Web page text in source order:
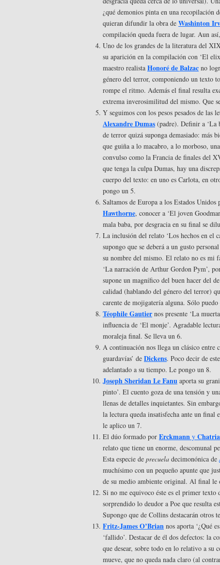
¿qué demonios pinta en una recopilación
quieran difundir la obra de Washinton
compilación queda fuera de lugar. Aun
Uno de los grandes de la literatura del
su aparición en la compilación con ‘El
maestro realista Honoré de Balzac no
género del terror, componiendo un texto
rompe el ritmo. Además el final resulta
extrema inverosimilitud del mismo. Que
Y seguimos con los pesos pesados de las
Alexandre Dumas (padre). Definir a ‘La
de terror quizá suponga demasiado: más
que guiña a lo macabro, a lo morboso,
convulso como la Francia de finales del
que tenga la culpa Dumas, hay una
cuerpo del texto: en uno es Carlota, en
pongo un 5.
Saltamos de Europa a los Estados Unidos
Hawthorne, conocer a ‘El joven
mala baba, por desgracia en su final se
La inclusión del relato ‘Los hechos en el
supongo que se deberá a un gusto
su nombre del mismo. El relato no es mi
‘La narración de Arthur Gordon Pym’,
supone un magnífico del buen hacer del
calidad (hablando del género del terror)
carente de mojigatería alguna. Sólo
Téophile Gautier nos presente ‘La
influencia de ‘El monje’. Agradable
moraleja final. Se lleva un 6.
A continuación nos llega un clásico entre
guardavías’ de Dickens. Poco decir de
adelantado a su tiempo. Le pongo un 8.
Joseph Sheridan Le Fanu aporta su
pinto’. El cuento goza de una tensión y
llenas de detalles inquietantes. Sin
la lectura queda insatisfecha ante un final
le aplico un 7.
El dúo formado por Erckmann y
relato que tiene un enorme, descomunal
Esta especie de precuela decimonónica de
muchísimo con un pequeño apunte que
de su medio ambiente original. Al final le
Si no me equivoco éste es el primer texto
sorprendido lo deudor a Poe que resulta
Supongo que de Collins destacarán otros
Fritz-James O’Brian nos aporta ‘¿Qué
‘fallido’. Destacar de él dos defectos: la
que desear, sobre todo en lo relativo a
mueve, que no queda nada claro (al